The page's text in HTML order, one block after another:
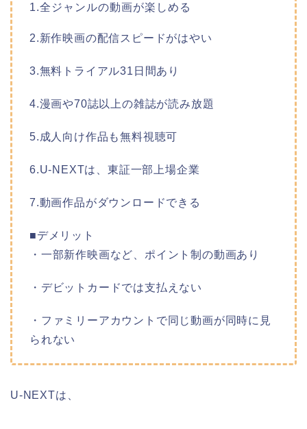
1.全ジャンルの動画が楽しめる
2.新作映画の配信スピードがはやい
3.無料トライアル31日間あり
4.漫画や70誌以上の雑誌が読み放題
5.成人向け作品も無料視聴可
6.U-NEXTは、東証一部上場企業
7.動画作品がダウンロードできる
■デメリット
・一部新作映画など、ポイント制の動画あり
・デビットカードでは支払えない
・ファミリーアカウントで同じ動画が同時に見
られない
U-NEXTは、